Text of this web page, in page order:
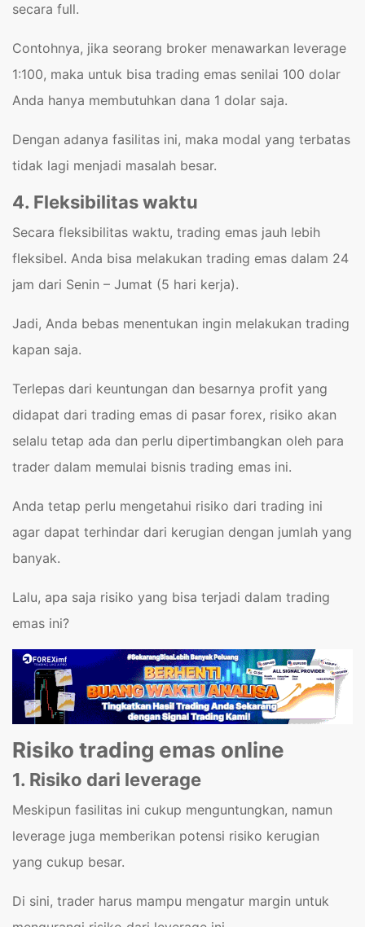
secara full.
Contohnya, jika seorang broker menawarkan leverage
1:100, maka untuk bisa trading emas senilai 100 dolar
Anda hanya membutuhkan dana 1 dolar saja.
Dengan adanya fasilitas ini, maka modal yang terbatas
tidak lagi menjadi masalah besar.
4. Fleksibilitas waktu
Secara fleksibilitas waktu, trading emas jauh lebih
fleksibel. Anda bisa melakukan trading emas dalam 24
jam dari Senin – Jumat (5 hari kerja).
Jadi, Anda bebas menentukan ingin melakukan trading
kapan saja.
Terlepas dari keuntungan dan besarnya profit yang
didapat dari trading emas di pasar forex, risiko akan
selalu tetap ada dan perlu dipertimbangkan oleh para
trader dalam memulai bisnis trading emas ini.
Anda tetap perlu mengetahui risiko dari trading ini
agar dapat terhindar dari kerugian dengan jumlah yang
banyak.
Lalu, apa saja risiko yang bisa terjadi dalam trading
emas ini?
Risiko trading emas online
1. Risiko dari leverage
Meskipun fasilitas ini cukup menguntungkan, namun
leverage juga memberikan potensi risiko kerugian
yang cukup besar.
Di sini, trader harus mampu mengatur margin untuk